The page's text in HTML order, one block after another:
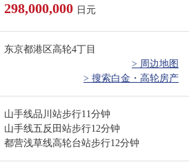
298,000,000 日元
东京都港区高轮4丁目
> 周边地图
> 搜索白金・高轮房产
山手线品川站步行11分钟
山手线五反田站步行12分钟
都营浅草线高轮台站步行12分钟